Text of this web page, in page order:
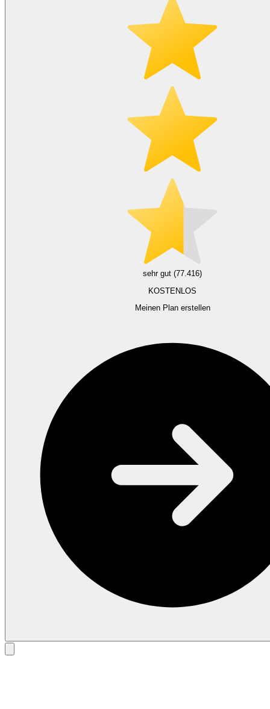
sehr gut (77.416)
KOSTENLOS
Meinen Plan erstellen